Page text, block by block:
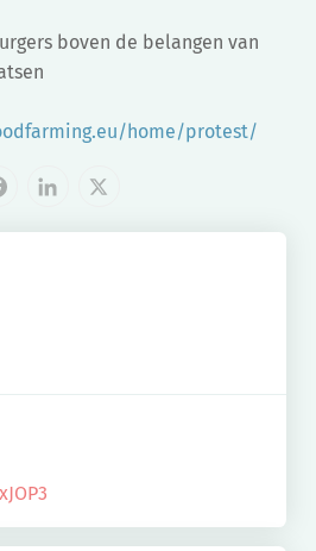
boven de belangen van
home/protest/
X